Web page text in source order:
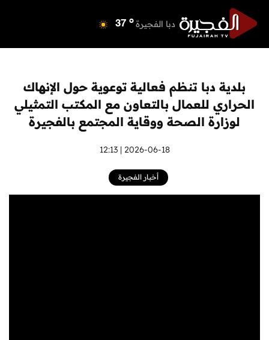
دبا الفجيرة 37 o
عجمان
أم القيوين 40 o
راس الخيمةo
الفجيرة o
بلدية دبا تنظم فعالية توعوية حول الإنهاك
الحراري للعمال بالتعاون مع المكتب التمثيلي
لوزارة الصحة ووقاية المجتمع بالفجيرة
2026-06-18 | 12:13
أخبار الفجيرة